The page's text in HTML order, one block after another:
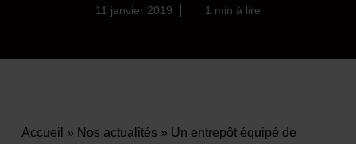
11 janvier 2019 1 min à lire
Accueil » Nos actualités» Un entrepôt équipé de